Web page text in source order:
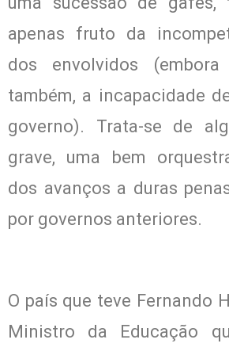
apenas fruto da
dos envolvidos
também, a incapacidade
governo). Trata-se de
grave, uma bem
dos avanços a duras
por governos anteriores.
O país que teve Fernando
Ministro da Educação